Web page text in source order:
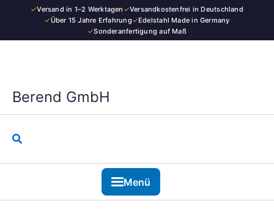
✓Versand in 1–2 Werktagen ✓Versandkostenfrei in Deutschland
✓Über 15 Jahre Erfahrung✓Edelstahl Made in Germany
✓Sonderanfertigung auf Maß
Berend GmbH
Suchen
Menü